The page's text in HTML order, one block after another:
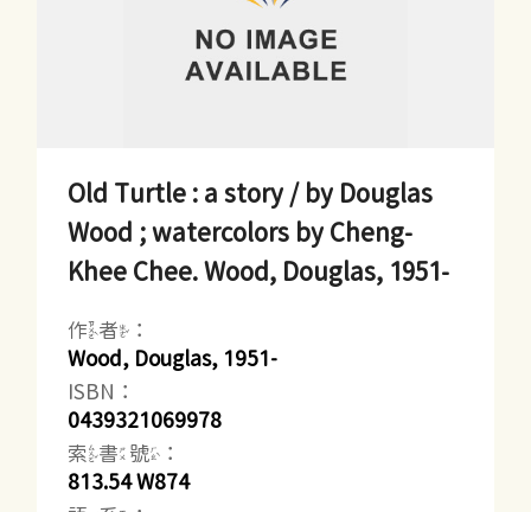
Old Turtle : a story / by Douglas
Wood ; watercolors by Cheng-
Khee Chee. Wood, Douglas, 1951-
作者：
Wood, Douglas, 1951-
ISBN：
0439321069978
索書號：
813.54 W874